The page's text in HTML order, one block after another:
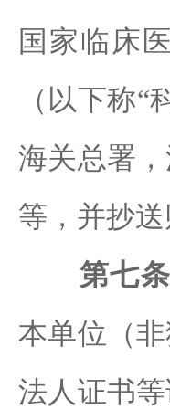
国家临床
（以下称
海关总署
等，并抄
第七条
本单位（
法人证书